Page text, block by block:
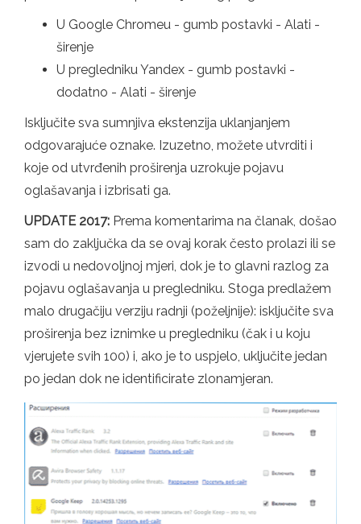
U Google Chromeu - gumb postavki - Alati -
širenje
U pregledniku Yandex - gumb postavki -
dodatno - Alati - širenje
Isključite sva sumnjiva ekstenzija uklanjanjem
odgovarajuće oznake. Izuzetno, možete utvrditi i
koje od utvrđenih proširenja uzrokuje pojavu
oglašavanja i izbrisati ga.
UPDATE 2017: Prema komentarima na članak, došao
sam do zaključka da se ovaj korak često prolazi ili se
izvodi u nedovoljnoj mjeri, dok je to glavni razlog za
pojavu oglašavanja u pregledniku. Stoga predlažem
malo drugačiju verziju radnji (poželjnije): isključite sva
proširenja bez iznimke u pregledniku (čak i u koju
vjerujete svih 100) i, ako je to uspjelo, uključite jedan
po jedan dok ne identificirate zlonamjeran.